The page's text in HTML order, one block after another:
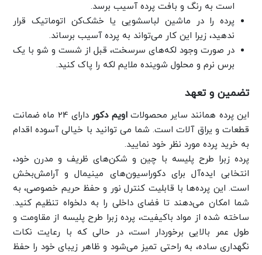
است به رنگ و بافت پرده آسیب برسد.
پرده را در ماشین لباسشویی یا خشک‌کن اتوماتیک قرار
ندهید، زیرا این کار می‌تواند به پرده آسیب برساند.
در صورت وجود لکه‌های سرسخت، قبل از شست و شو با یک
برس نرم و محلول شوینده ملایم لکه را پاک کنید.
تضمین و تعهد
این پرده همانند سایر محصولاتاویم دکور
دارای 24 ماه ضمانت
قطعات و یراق آلات است. شما می توانید با خیالی آسوده اقدام
به خرید پرده مورد نظر خود نمایید.
پرده زبرا طرح پلیسه با چین و شکن‌های ظریف و مدرن خود،
انتخابی ایده‌آل برای دکوراسیون‌های مینیمال و آرامش‌بخش
است. این پرده‌ها با قابلیت کنترل نور و حفظ حریم خصوصی، به
شما امکان می‌دهند تا فضای داخلی را به دلخواه تنظیم کنید.
ساخته شده از مواد باکیفیت، پرده زبرا طرح پلیسه از مقاومت و
طول عمر بالایی برخوردار است، در حالی که با رعایت نکات
نگهداری ساده، به راحتی تمیز می‌شود و ظاهر زیبای خود را حفظ